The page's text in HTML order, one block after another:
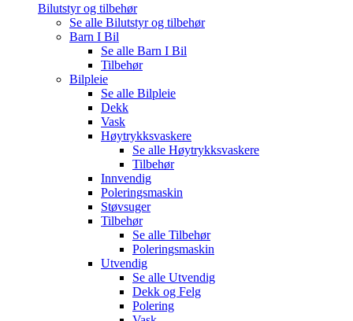
Bilutstyr og tilbehør
Se alle Bilutstyr og tilbehør
Barn I Bil
Se alle Barn I Bil
Tilbehør
Bilpleie
Se alle Bilpleie
Dekk
Vask
Høytrykksvaskere
Se alle Høytrykksvaskere
Tilbehør
Innvendig
Poleringsmaskin
Støvsuger
Tilbehør
Se alle Tilbehør
Poleringsmaskin
Utvendig
Se alle Utvendig
Dekk og Felg
Polering